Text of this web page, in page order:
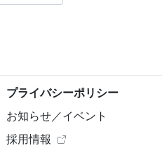
プライバシーポリシー
お知らせ／イベント
採用情報